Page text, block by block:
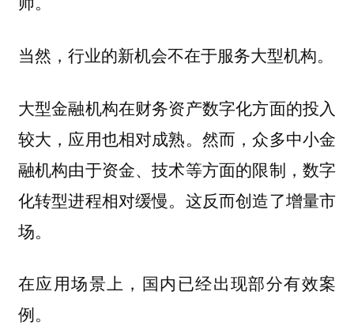
当然，行业的新机会不在于服务大型机构。
大型金融机构在财务资产数字化方面的投入
较大，应用也相对成熟。然而，众多中小金
融机构由于资金、技术等方面的限制，数字
化转型进程相对缓慢。这反而创造了增量市
场。
在应用场景上，国内已经出现部分有效案
例。